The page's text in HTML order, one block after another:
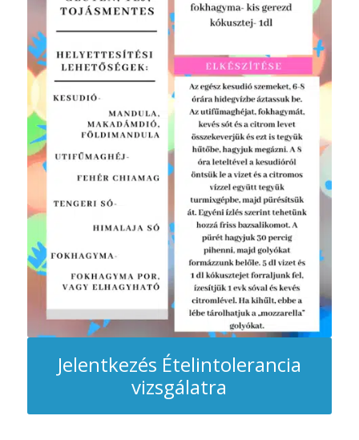
Jelentkezés Ételintolerancia
vizsgálatra